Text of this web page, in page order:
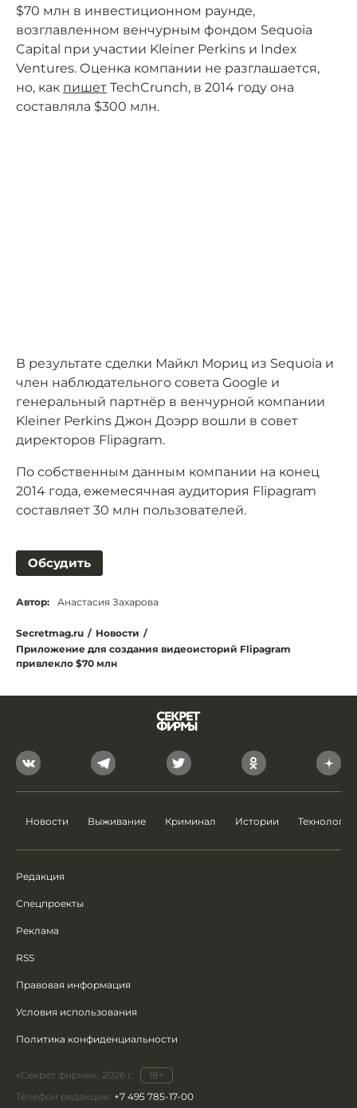
$70 млн в инвестиционном раунде,
возглавленном венчурным фондом Sequoia
Capital при участии Kleiner Perkins и Index
Ventures. Оценка компании не разглашается,
но, как пишет TechCrunch, в 2014 году она
составляла $300 млн.
В результате сделки Майкл Мориц из Sequoia и
член наблюдательного совета Google и
генеральный партнёр в венчурной компании
Kleiner Perkins Джон Доэрр вошли в совет
директоров Flipagram.
По собственным данным компании на конец
2014 года, ежемесячная аудитория Flipagram
составляет 30 млн пользователей.
Обсудить
Автор: Анастасия Захарова
Secretmag.ru / Новости /
Приложение для создания видеоисторий Flipagram
привлекло $70 млн
Новости Выживание Криминал Истории Технологии
Редакция
Спецпроекты
Реклама
RSS
Правовая информация
Условия использования
Политика конфиденциальности
«Секрет фирмы», 2026 г.
18+
Телефон редакции: +7 495 785-17-00